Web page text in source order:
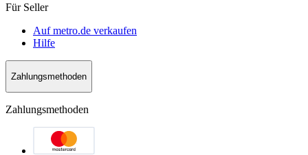
Für Seller
Auf metro.de verkaufen
Hilfe
Zahlungsmethoden
Zahlungsmethoden